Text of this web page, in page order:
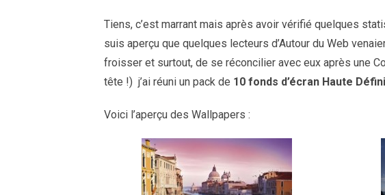
Tiens, c’est marrant mais après avoir vérifié quelques
suis aperçu que quelques lecteurs d’Autour du Web
froisser et surtout, de se réconcilier avec eux après une
tête !) j’ai réuni un pack de 10 fonds d’écran Haute
Voici l’aperçu des Wallpapers :